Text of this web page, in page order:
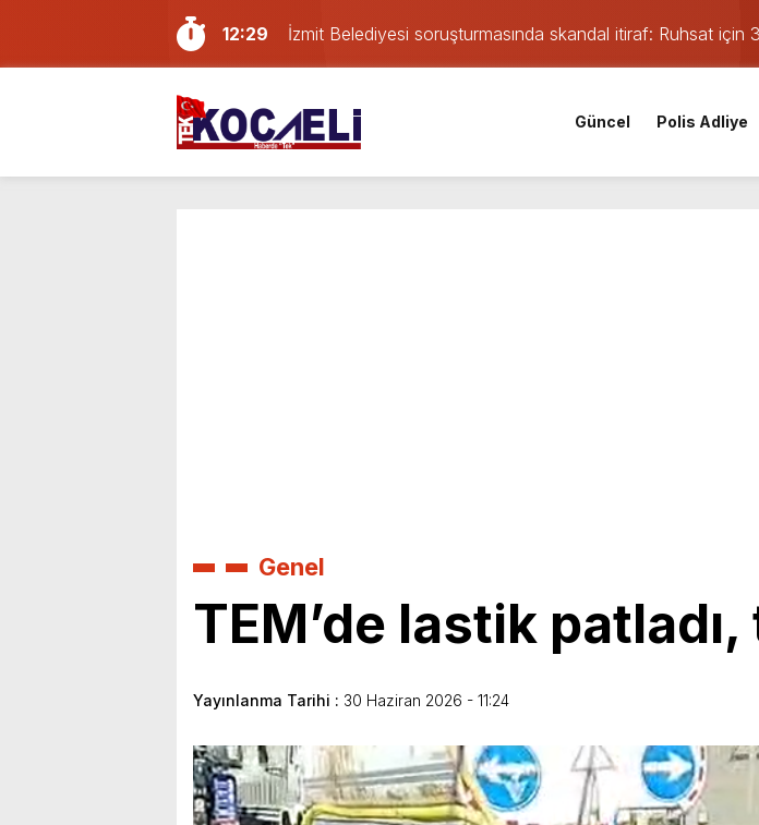
12:29
İzmit Belediyesi soruşturmasında skandal itiraf: Ruhsat için
12:21
Deprem oldu!
12:09
İzmit D-100’de Kaza: Kamyon tıra çarptı, sürücü sıkıştı
11:38
MHP Kocaeli teşkilatında dev buluşma: İl kongresinin tarihi ve
11:02
Körfez hücum hattına genç takviye: Kocaelispor yeni
Güncel Polis Adliye
Genel
TEM’de lastik
Yayınlanma Tarihi : 30 Haziran 2026 - 11:24